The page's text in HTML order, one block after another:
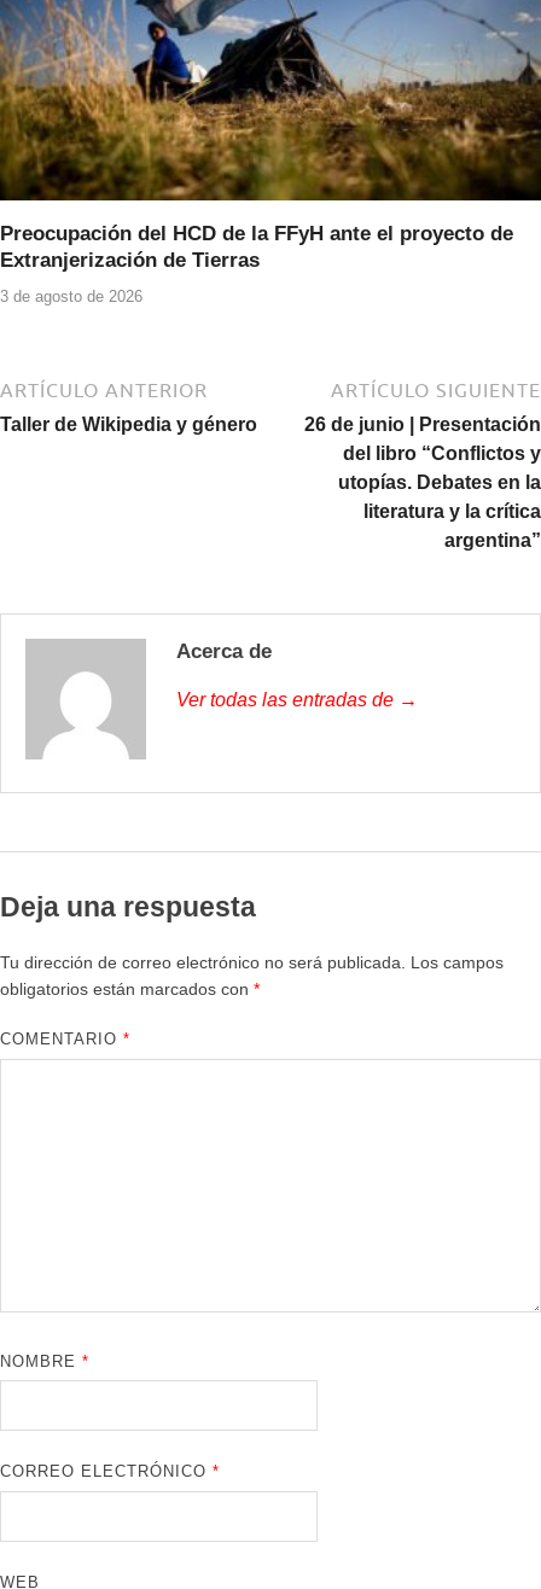
Preocupación del HCD de la FFyH ante el proyecto de
Extranjerización de Tierras
3 de agosto de 2026
ARTÍCULO ANTERIOR
Taller de Wikipedia y género
ARTÍCULO SIGUIENTE
26 de junio | Presentación
del libro “Conflictos y
utopías. Debates en la
literatura y la crítica
argentina”
Acerca de
Ver todas las entradas de →
Deja una respuesta
Tu dirección de correo electrónico no será publicada. Los campos
obligatorios están marcados con *
COMENTARIO*
NOMBRE*
CORREO ELECTRÓNICO*
WEB